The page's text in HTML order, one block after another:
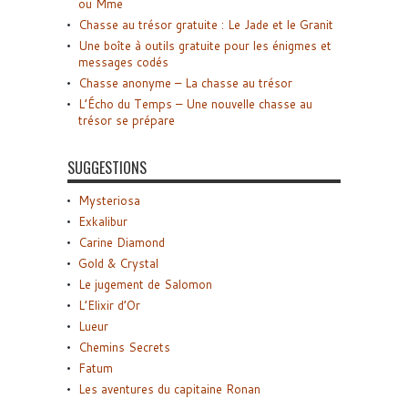
ou Mme
Chasse au trésor gratuite : Le Jade et le Granit
Une boîte à outils gratuite pour les énigmes et
messages codés
Chasse anonyme – La chasse au trésor
L’Écho du Temps – Une nouvelle chasse au
trésor se prépare
SUGGESTIONS
Mysteriosa
Exkalibur
Carine Diamond
Gold & Crystal
Le jugement de Salomon
L’Elixir d’Or
Lueur
Chemins Secrets
Fatum
Les aventures du capitaine Ronan